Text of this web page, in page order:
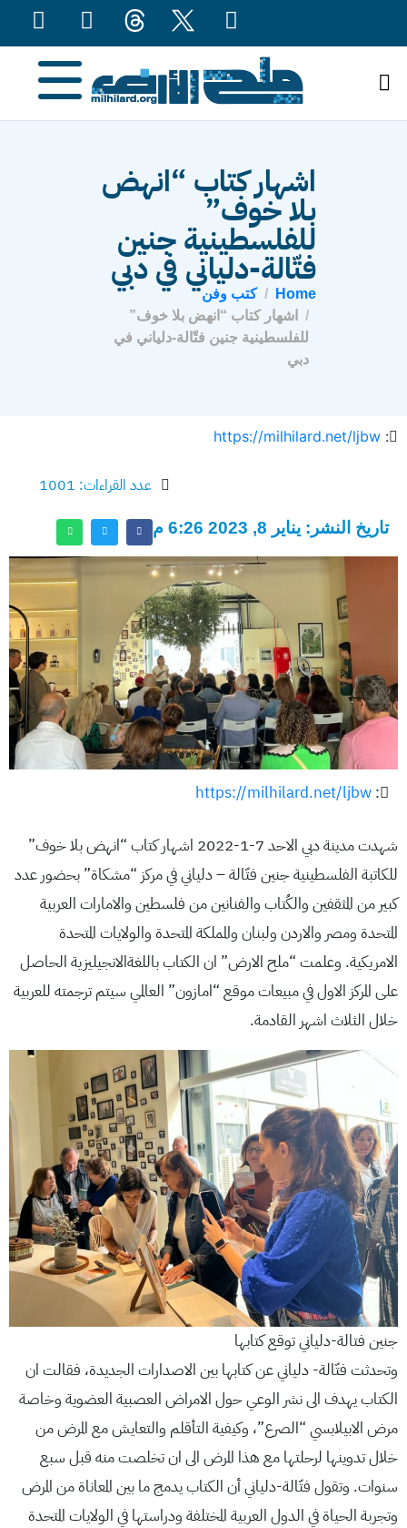
اشهار كتاب “انهض
بلا خوف”
للفلسطينية جنين
فتّالة-دلياني في دبي
Home
كتب وفن
اشهار كتاب “انهض بلا خوف”
للفلسطينية جنين فتّالة-دلياني في
دبي
:
https://milhilard.net/ljbw
عدد القراءات: 1001
تاريخ النشر: يناير 8, 2023 6:26 م
:
https://milhilard.net/ljbw
شهدت مدينة دبي الاحد 7-1-2022 اشهار كتاب “انهض بلا خوف”
للكاتبة الفلسطينية جنين فتّالة – دلياني في مركز “مشكاة” بحضور عدد
كبير من المثقفين والكُتاب والفنانين من فلسطين والامارات العربية
المتحدة ومصر والاردن ولبنان والمملكة المتحدة والولايات المتحدة
الامريكية. وعلمت “ملح الارض” ان الكتاب باللغةالانجيليزية الحاصل
على المركز الاول في مبيعات موقع “امازون” العالمي سيتم ترجمته للعربية
خلال الثلاث اشهر القادمة.
جنين فتالة-دلياني توقع كتابها
وتحدثت فتّالة- دلياني عن كتابها بين الاصدارات الجديدة، فقالت ان
الكتاب يهدف الى نشر الوعي حول الامراض العصبية العضوية وخاصة
مرض الابيلابسي “الصرع”، وكيفية التأقلم والتعايش مع المرض من
خلال تدوينها لرحلتها مع هذا المرض الى ان تخلصت منه قبل سبع
سنوات. وتقول فتّالة-دلياني أن الكتاب يدمج ما بين المعاناة من المرض
وتجربة الحياة في الدول العربية المختلفة ودراستها في الولايات المتحدة